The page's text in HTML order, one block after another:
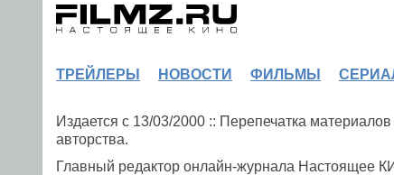
ТРЕЙЛЕРЫ НОВОСТИ ФИЛЬМЫ
Издается с 13/03/2000 :: Перепечатка
авторства.
Главный редактор онлайн-журнала Настоящее